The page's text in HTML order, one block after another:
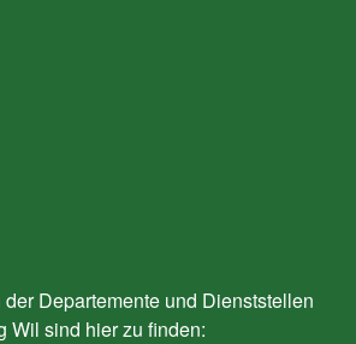
Departemente und Dienststellen
Wil sind hier zu finden: